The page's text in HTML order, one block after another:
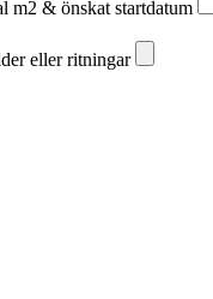
m2 & önskat startdatum
eller ritningar